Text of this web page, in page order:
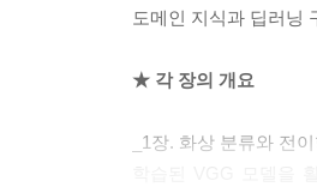
8.1 BERT 메커니즘
8.3 BERT를 활용한 벡
도메인 지식과 딥러닝
★ 각 장의 개요
_1장. 화상 분류와 전